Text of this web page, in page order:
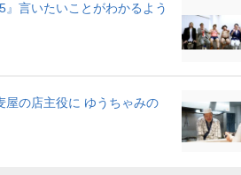
言いたいことがわかるよう
屋の店主役に ゆうちゃみの